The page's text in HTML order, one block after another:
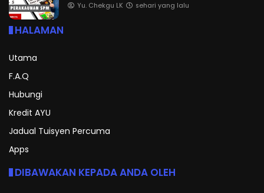
Yu. Chekgu LK sehari yang lalu
HALAMAN
Utama
F.A.Q
Hubungi
Kredit AYU
Jadual Tuisyen Percuma
Apps
DIBAWAKAN KEPADA ANDA OLEH